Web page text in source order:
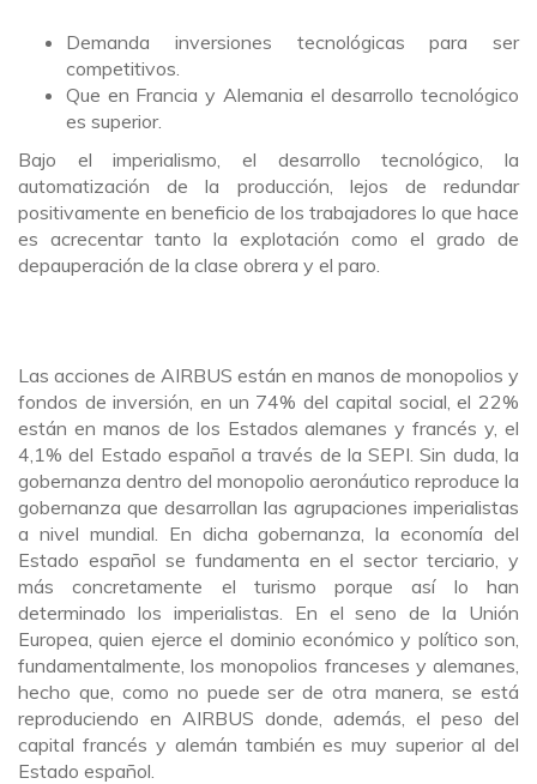
Demanda inversiones tecnológicas para ser
competitivos.
Que en Francia y Alemania el desarrollo tecnológico
es superior.
Bajo el imperialismo, el desarrollo tecnológico, la
automatización de la producción, lejos de redundar
positivamente en beneficio de los trabajadores lo que hace
es acrecentar tanto la explotación como el grado de
depauperación de la clase obrera y el paro.
Las acciones de AIRBUS están en manos de monopolios y
fondos de inversión, en un 74% del capital social, el 22%
están en manos de los Estados alemanes y francés y, el
4,1% del Estado español a través de la SEPI. Sin duda, la
gobernanza dentro del monopolio aeronáutico reproduce la
gobernanza que desarrollan las agrupaciones imperialistas
a nivel mundial. En dicha gobernanza, la economía del
Estado español se fundamenta en el sector terciario, y
más concretamente el turismo porque así lo han
determinado los imperialistas. En el seno de la Unión
Europea, quien ejerce el dominio económico y político son,
fundamentalmente, los monopolios franceses y alemanes,
hecho que, como no puede ser de otra manera, se está
reproduciendo en AIRBUS donde, además, el peso del
capital francés y alemán también es muy superior al del
Estado español.